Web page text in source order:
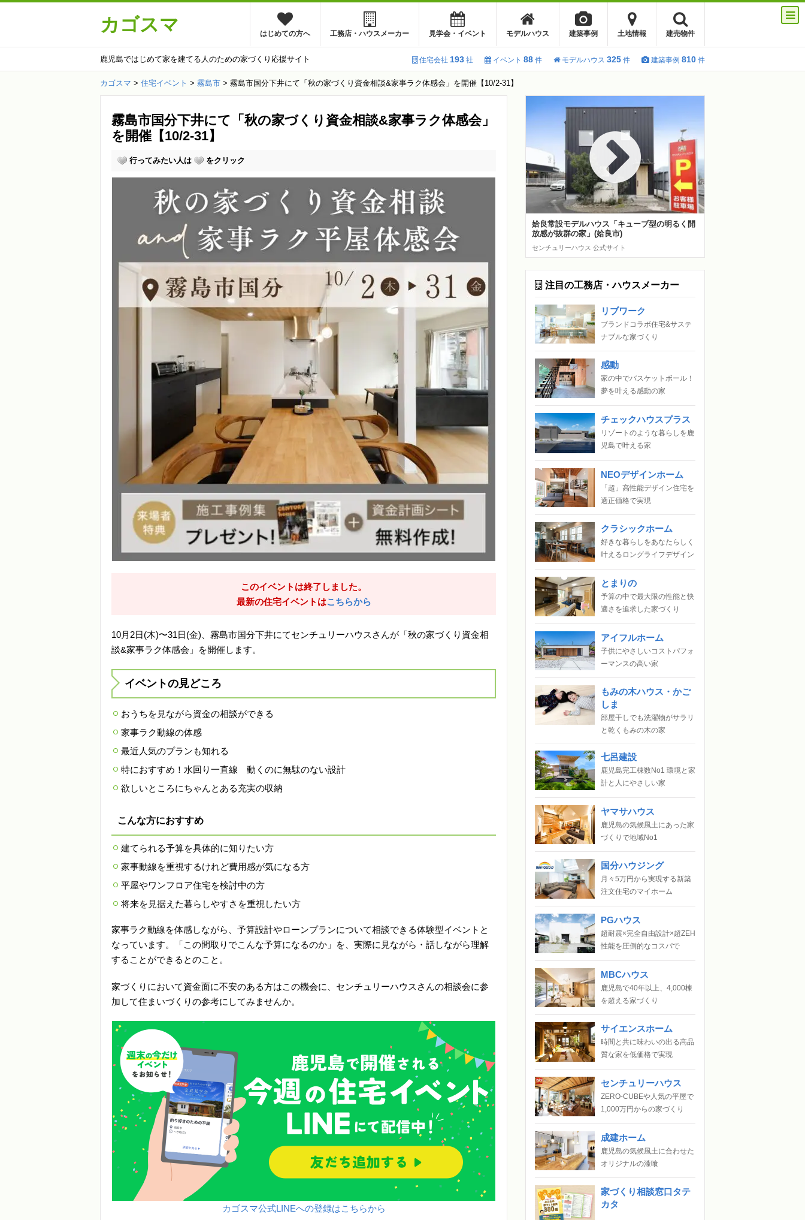
カゴスマ はじめての方へ 工務店・ハウスメーカー 見学会・イベント モデルハウス 建築事例 土地情報 建売物件
鹿児島ではじめて家を建てる人のための家づくり応援サイト 住宅会社 193 社 イベント 88 件 モデルハウス 325 件 建築事例 810 件
カゴスマ > 住宅イベント > 霧島市 > 霧島市国分下井にて「秋の家づくり資金相談&家事ラク体感会」を開催【10/2-31】
霧島市国分下井にて「秋の家づくり資金相談&家事ラク体感会」
を開催【10/2-31】
行ってみたい人は をクリック
このイベントは終了しました。
最新の住宅イベントはこちらから
10月2日(木)〜31日(金)、霧島市国分下井にてセンチュリーハウスさんが「秋の家づくり資金相
談&家事ラク体感会」を開催します。
イベントの見どころ
おうちを見ながら資金の相談ができる
家事ラク動線の体感
最近人気のプランも知れる
特におすすめ！水回り一直線 動くのに無駄のない設計
欲しいところにちゃんとある充実の収納
こんな方におすすめ
建てられる予算を具体的に知りたい方
家事動線を重視するけれど費用感が気になる方
平屋やワンフロア住宅を検討中の方
将来を見据えた暮らしやすさを重視したい方
家事ラク動線を体感しながら、予算設計やローンプランについて相談できる体験型イベントと
なっています。「この間取りでこんな予算になるのか」を、実際に見ながら・話しながら理解
することができるとのこと。
家づくりにおいて資金面に不安のある方はこの機会に、センチュリーハウスさんの相談会に参
加して住まいづくりの参考にしてみませんか。
カゴスマ公式LINEへの登録はこちらから
姶良常設モデルハウス「キューブ型の明るく開
放感が抜群の家」(姶良市)
センチュリーハウス 公式サイト
注目の工務店・ハウスメーカー
リブワーク
ブランドコラボ住宅&サステ
ナブルな家づくり
感動
家の中でバスケットボール！
夢を叶える感動の家
チェックハウスプラス
リゾートのような暮らしを鹿
児島で叶える家
NEOデザインホーム
「超」高性能デザイン住宅を
適正価格で実現
クラシックホーム
好きな暮らしをあなたらしく
叶えるロングライフデザイン
とまりの
予算の中で最大限の性能と快
適さを追求した家づくり
アイフルホーム
子供にやさしいコストパフォ
ーマンスの高い家
もみの木ハウス・かご
しま
部屋干しでも洗濯物がサラリ
と乾くもみの木の家
七呂建設
鹿児島完工棟数No1 環境と家
計と人にやさしい家
ヤマサハウス
鹿児島の気候風土にあった家
づくりで地域No1
国分ハウジング
月々5万円から実現する新築
注文住宅のマイホーム
PGハウス
超耐震×完全自由設計×超ZEH
性能を圧倒的なコスパで
MBCハウス
鹿児島で40年以上、4,000棟
を超える家づくり
サイエンスホーム
時間と共に味わいの出る高品
質な家を低価格で実現
センチュリーハウス
ZERO-CUBEや人気の平屋で
1,000万円からの家づくり
成建ホーム
鹿児島の気候風土に合わせた
オリジナルの漆喰
家づくり相談窓口タテ
カタ